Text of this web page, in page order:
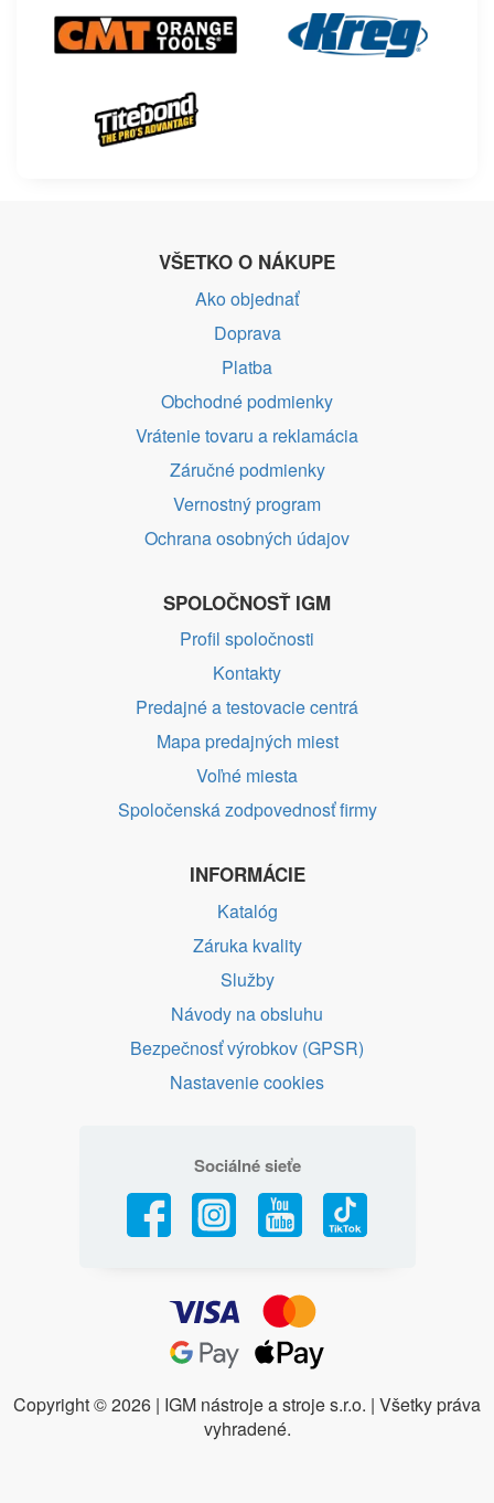
VŠETKO O NÁKUPE
Ako objednať
Doprava
Platba
Obchodné podmienky
Vrátenie tovaru a reklamácia
Záručné podmienky
Vernostný program
Ochrana osobných údajov
SPOLOČNOSŤ IGM
Profil spoločnosti
Kontakty
Predajné a testovacie centrá
Mapa predajných miest
Voľné miesta
Spoločenská zodpovednosť firmy
INFORMÁCIE
Katalóg
Záruka kvality
Služby
Návody na obsluhu
Bezpečnosť výrobkov (GPSR)
Nastavenie cookies
Sociálné sieťe
Copyright ©2026 | IGM nástroje a stroje s.r.o. | Všetky práva
vyhradené.